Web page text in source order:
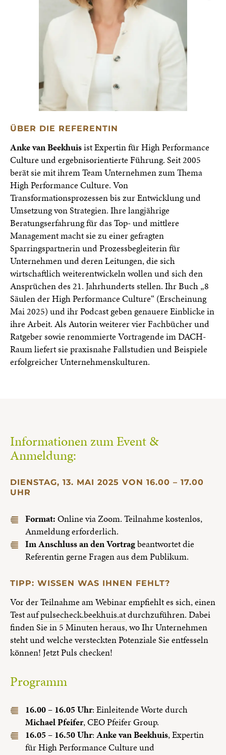
ÜBER DIE REFERENTIN
Anke van Beekhuisist Expertin für High Performance
Culture und ergebnisorientierte Führung. Seit 2005
berät sie mit ihrem Team Unternehmen zum Thema
High Performance Culture. Von
Transformationsprozessen bis zur Entwicklung und
Umsetzung von Strategien. Ihre langjährige
Beratungserfahrung für das Top- und mittlere
Management macht sie zu einer gefragten
Sparringspartnerin und Prozessbegleiterin für
Unternehmen und deren Leitungen, die sich
wirtschaftlich weiterentwickeln wollen und sich den
Ansprüchen des 21. Jahrhunderts stellen. Ihr Buch „8
Säulen der High Performance Culture“ (Erscheinung
Mai 2025) und ihr Podcast geben genauere Einblicke in
ihre Arbeit. Als Autorin weiterer vier Fachbücher und
Ratgeber sowie renommierte Vortragende im DACH-
Raum liefert sie praxisnahe Fallstudien und Beispiele
erfolgreicher Unternehmenskulturen.
Informationen zum Event &
Anmeldung:
DIENSTAG, 13. MAI 2025 VON 16.00 – 17.00
UHR
Format:Online via Zoom. Teilnahme kostenlos,
Anmeldung erforderlich.
Im Anschluss an den Vortragbeantwortet die
Referentin gerne Fragen aus dem Publikum.
TIPP: WISSEN WAS IHNEN FEHLT?
Vor der Teilnahme am Webinar empfiehlt es sich, einen
Test aufpulsecheck.beekhuis.atdurchzuführen. Dabei
finden Sie in 5 Minuten heraus, wo Ihr Unternehmen
steht und welche versteckten Potenziale Sie entfesseln
können! Jetzt Puls checken!
Programm
16.00 – 16.05 Uhr: Einleitende Worte durch
Michael Pfeifer, CEO Pfeifer Group.
16.05 – 16.50 Uhr:Anke van Beekhuis, Expertin
für High Performance Culture und